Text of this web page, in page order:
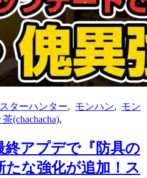
ターハンター モンハン
モン
(chachacha)
終アプデで『防具の
たな強化が追加！ス